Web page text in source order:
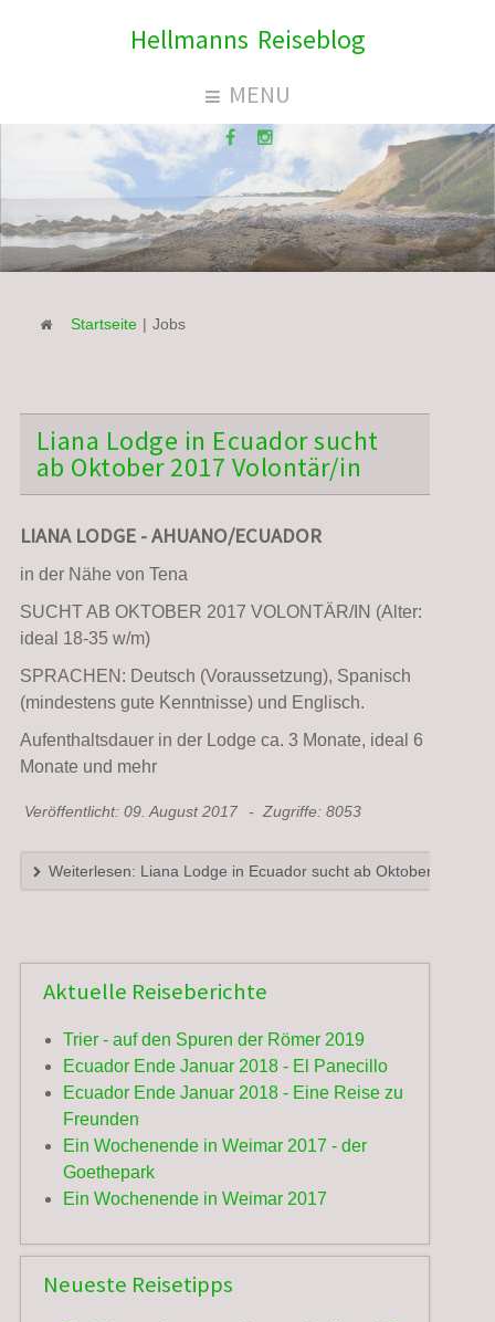
Hellmanns Reiseblog
MENU
Startseite Jobs
Liana Lodge in Ecuador sucht
ab Oktober 2017 Volontär/in
LIANA LODGE - AHUANO/ECUADOR
in der Nähe von Tena
SUCHT AB OKTOBER 2017 VOLONTÄR/IN (Alter:
ideal 18-35 w/m)
SPRACHEN: Deutsch (Voraussetzung), Spanisch
(mindestens gute Kenntnisse) und Englisch.
Aufenthaltsdauer in der Lodge ca. 3 Monate, ideal 6
Monate und mehr
Veröffentlicht: 09. August 2017 Zugriffe: 8053
Weiterlesen: Liana Lodge in Ecuador sucht ab Oktober 2017
Aktuelle Reiseberichte
Trier - auf den Spuren der Römer 2019
Ecuador Ende Januar 2018 - El Panecillo
Ecuador Ende Januar 2018 - Eine Reise zu
Freunden
Ein Wochenende in Weimar 2017 - der
Goethepark
Ein Wochenende in Weimar 2017
Neueste Reisetipps